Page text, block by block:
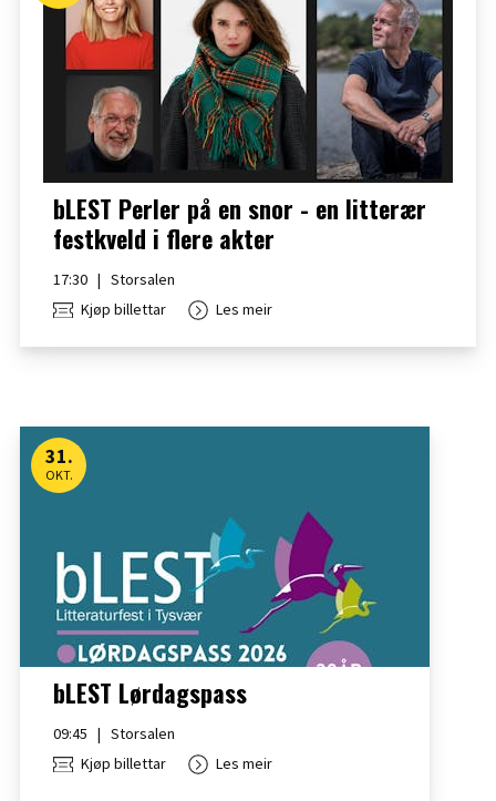
bLEST Perler på en snor - en litterær
festkveld i flere akter
17:30 | Storsalen
Kjøp billettar
Les meir
31.
OKT.
bLEST Lørdagspass
09:45 | Storsalen
Kjøp billettar
Les meir